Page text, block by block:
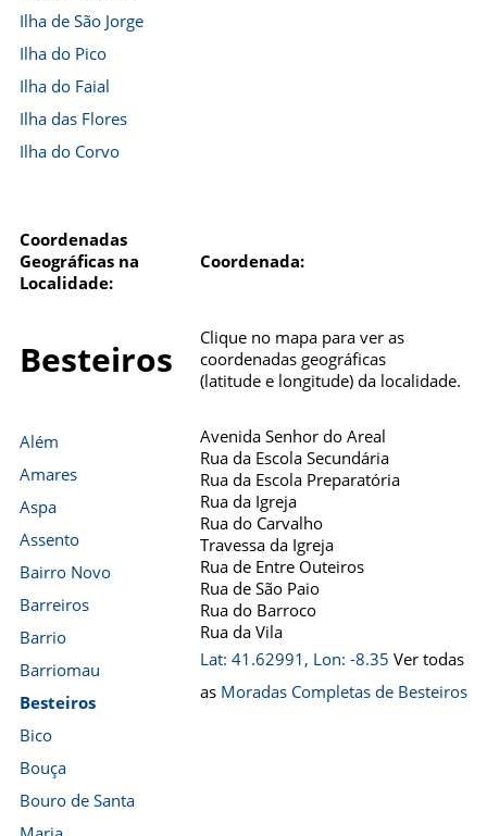
Ilha de São Jorge
Ilha do Pico
Ilha do Faial
Ilha das Flores
Ilha do Corvo
Coordenadas
Geográficas na
Localidade:
Coordenada:
Besteiros
Clique no mapa para ver as
coordenadas geográficas
(latitude e longitude) da localidade.
Além
Amares
Aspa
Assento
Bairro Novo
Barreiros
Barrio
Barriomau
Besteiros
Bico
Bouça
Bouro de Santa
Avenida Senhor do Areal
Rua da Escola Secundária
Rua da Escola Preparatória
Rua da Igreja
Rua do Carvalho
Travessa da Igreja
Rua de Entre Outeiros
Rua de São Paio
Rua do Barroco
Rua da Vila
Lat: 41.62991, Lon: -8.35 Ver todas
as Moradas Completas de Besteiros